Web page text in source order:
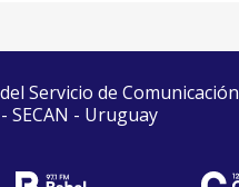
Servicio de Comunicación
SECAN - Uruguay